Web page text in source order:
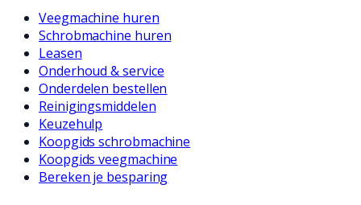
Veegmachine huren
Schrobmachine huren
Leasen
Onderhoud & service
Onderdelen bestellen
Reinigingsmiddelen
Keuzehulp
Koopgids schrobmachine
Koopgids veegmachine
Bereken je besparing